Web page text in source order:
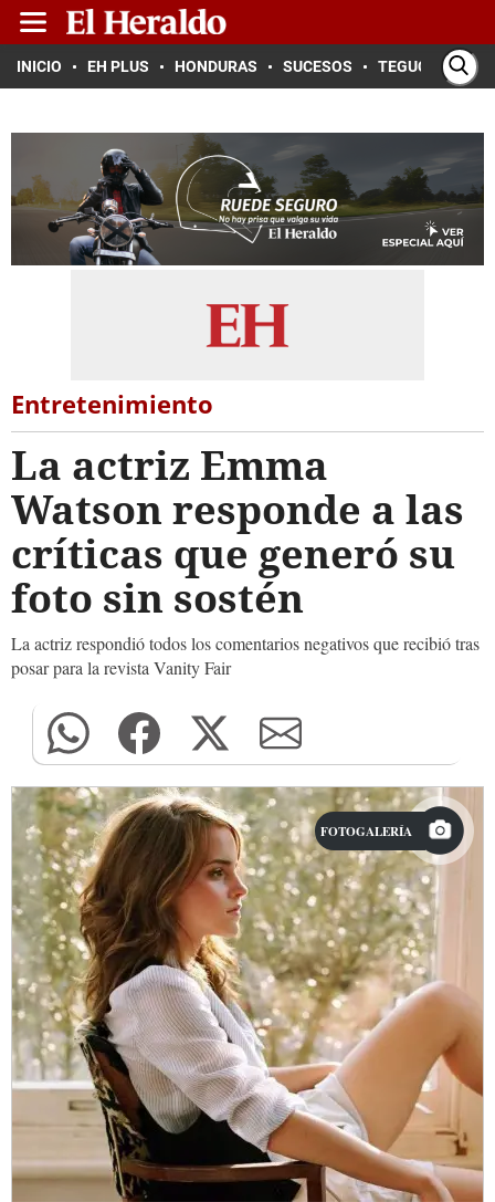
INICIO EH PLUS HONDURAS SUCESOS TEGUCIGALPA
Entretenimiento
La actriz Emma
Watson responde a las
críticas que generó su
foto sin sostén
La actriz respondió todos los comentarios negativos que recibió tras
posar para la revista Vanity Fair
FOTOGALERÍA